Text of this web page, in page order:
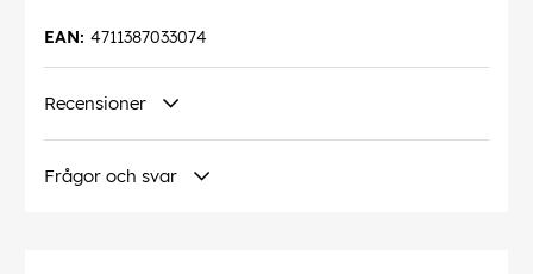
4711387033074
EAN:
Recensioner
Frågor och svar